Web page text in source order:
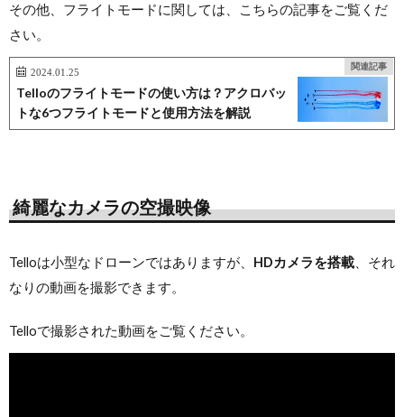
その他、フライトモードに関しては、こちらの記事をご覧くだ
さい。
関連記事
2024.01.25
Telloのフライトモードの使い方は？アクロバッ
トな6つフライトモードと使用方法を解説
綺麗なカメラの空撮映像
Telloは小型なドローンではありますが、 HDカメラを搭載 、それ
なりの動画を撮影できます。
Telloで撮影された動画をご覧ください。